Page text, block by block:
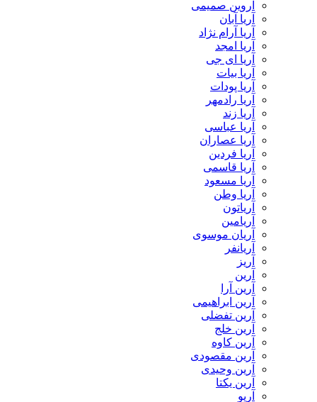
آروین صمیمی
آریا آبان
آریا آرام نژاد
آریا امجد
آریا ای جی
آریا بیات
آریا پودات
آریا رادمهر
آریا زند
آریا عباسی
آریا عصاران
آریا فردین
آریا قاسمی
آریا مسعود
آریا وطن
آریاتون
آریامین
آریان موسوی
آریانفر
آریز
آرین
آرین آرا
آرین ابراهیمی
آرین تفضلی
آرین خلج
آرین کاوه
آرین مقصودی
آرین وحیدی
آرین یکتا
آریو